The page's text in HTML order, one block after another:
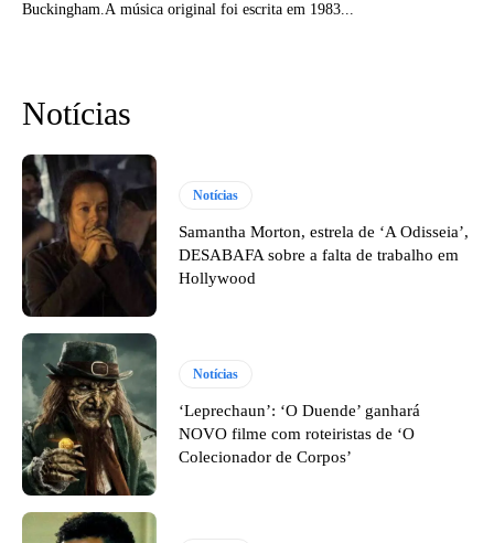
Buckingham.A música original foi escrita em 1983...
Notícias
Notícias
Samantha Morton, estrela de ‘A Odisseia’,
DESABAFA sobre a falta de trabalho em
Hollywood
Notícias
‘Leprechaun’: ‘O Duende’ ganhará
NOVO filme com roteiristas de ‘O
Colecionador de Corpos’